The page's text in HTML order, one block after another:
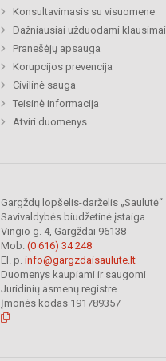
Konsultavimasis su visuomene
Dažniausiai užduodami klausimai
Pranešėjų apsauga
Korupcijos prevencija
Civilinė sauga
Teisinė informacija
Atviri duomenys
Gargždų lopšelis-darželis „Saulutė“
Savivaldybės biudžetinė įstaiga
Vingio g. 4, Gargždai 96138
Mob. (0 616) 34 248
El. p. info@gargzdaisaulute.lt
Duomenys kaupiami ir saugomi
Juridinių asmenų registre
Įmonės kodas 191789357